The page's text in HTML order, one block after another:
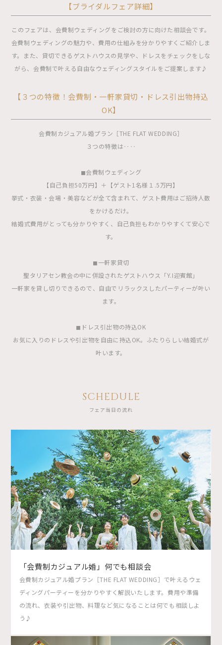
【ブライダルフェア詳細】
このフェアは、会費制ウェディングをご検討の方に向けた相談会です。
会費制ウェディングの魅力や、費用の仕組みを分かりやすくご紹介しま
す。また、貸切できるゲストハウスの見学や、ドレスをチェックをしな
がら、会費制で叶える自由なウェディングスタイルをご提案します♪
【３つの特徴！会費制・一軒家貸切・ドレス引出物持込
OK】
会費制カジュアル婚プラン［THE FLAT WEDDING］
３つの特徴は‥‥
◼︎会費制ウェディング
【自己負担50万円】＋【ゲスト1名様１.5万円】
挙式・衣装・会場・美容などが全て含まれて、ゲスト費用はご招待人数
をかけるだけ。
結婚式費用がとっても分かりやすく、自己負担もわかりやすくて安心で
す。
◼︎一軒家貸切
聖タリアセン教会の中に併設されたゲストハウス「Y.I迎賓館」
一軒家を貸し切りできるので、自由でリラックスしたパーティーが叶い
ます。
◼︎ドレス引出物の持込OK
お気に入りのドレスや引出物を自由に持込OK。ふたりらしい結婚式が
叶います。
SCHEDULE
フェア当日の流れ
「会費制カジュアル婚」何でも相談会
会費制カジュアル婚プラン［THE FLAT WEDDING］で叶えるウェ
ディングパーティーを分かりやすく解説いたします。費用や準備
の流れ、衣装や引出物、料理など気になることは何でも相談しよ
う♪